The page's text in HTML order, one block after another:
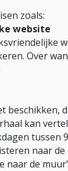
zoals:
website
Over
beschikken,
kan
tussen
naar
naar de